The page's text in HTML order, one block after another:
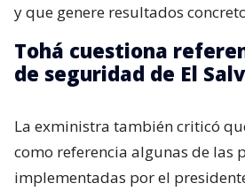
y que genere resultados
Tohá cuestiona
de seguridad de El
La exministra también criticó
como referencia algunas de las
implementadas por el